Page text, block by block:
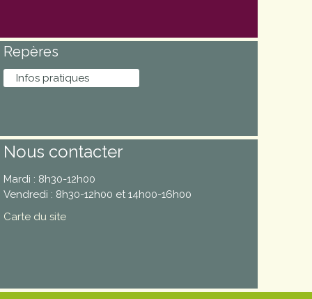
Repères
Infos pratiques
Nous contacter
Mardi : 8h30-12h00
Vendredi : 8h30-12h00 et 14h00-16h00
Carte du site